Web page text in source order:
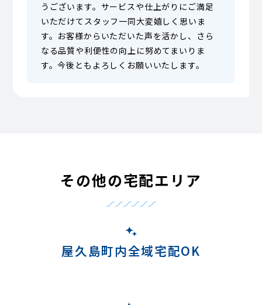
うございます。サービスや仕上がりにご満足
いただけてスタッフ一同大変嬉しく思いま
す。お客様からいただいた声を活かし、さら
なる品質や利便性の向上に努めてまいりま
す。今後ともよろしくお願いいたします。
その他の宅配エリア
屋久島町内全域宅配OK